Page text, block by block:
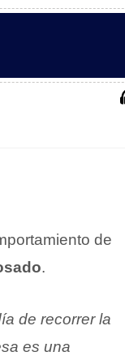
de
.
de recorrer la
es una